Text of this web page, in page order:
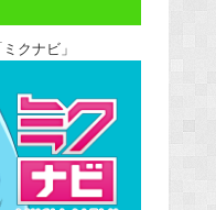
クナビ」